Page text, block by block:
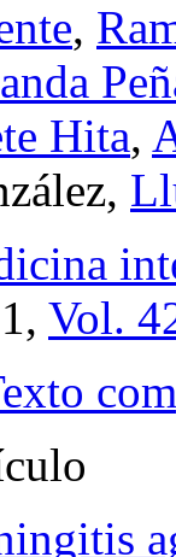
,
Hita,
Vol.